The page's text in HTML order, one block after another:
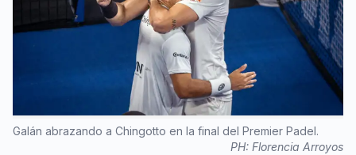
Galán abrazando a Chingotto en la final del Premier Padel.
PH: Florencia Arroyos